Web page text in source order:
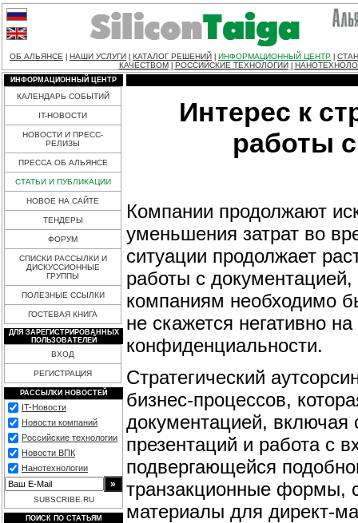
ОБ АЛЬЯНСЕ НАШИ УСЛУГИ КАТАЛОГ РЕШЕНИЙ ИНФОРМАЦИОННЫЙ ЦЕНТР
КАЧЕСТВОМ
РОССИЙСКИЕ ТЕХНОЛОГИИ
ИНФОРМАЦИОННЫЙ ЦЕНТР
КАЛЕНДАРЬ СОБЫТИЙ
IT-НОВОСТИ
НОВОСТИ И ПРЕСС-
РЕЛИЗЫ
ПРЕССА ОБ АЛЬЯНСЕ
СТАТЬИ И ПУБЛИКАЦИИ
НОВОЕ НА САЙТЕ
ТЕНДЕРЫ
ФОРУМ
СПИСКИ РАССЫЛКИ И
ДИСКУССИОННЫЕ
ГРУППЫ
ПОЛЕЗНЫЕ ССЫЛКИ
ГОСТЕВАЯ КНИГА
ДЛЯ ЗАРЕГИСТРИРОВАННЫХ
ПОЛЬЗОВАТЕЛЕЙ
ВХОД
РЕГИСТРАЦИЯ
РАССЫЛКИ НОВОСТЕЙ
IT-Новости
Новости компаний
Российские технологии
Новости ВПК
Нанотехнологии
SUBSCRIBE.RU
ПОИСК ПО СТАТЬЯМ
Интерес к
работы
Компании продолжают
уменьшения затрат во
ситуации продолжает
работы с
компаниям необходимо
не скажется негативно
конфиденциальности.
Стратегический
бизнес-процессов,
документацией, включая
презентаций и работа с
подвергающейся
транзакционные формы,
материалы для директ-